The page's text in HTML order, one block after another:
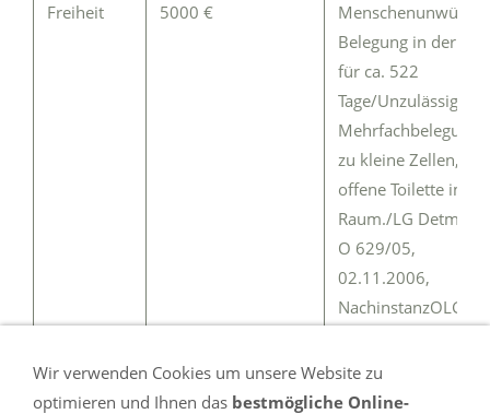
Freiheit 5000 €
Belegung in der JVA
für ca. 522
Tage/Unzulässige
Mehrfachbelegung,
zu kleine Zellen,
offene Toilette im
Raum./LG
O 629/05,
02.11.2006,
NachinstanzOLG
Wir verwenden Cookies um unsere Website zu
optimieren und Ihnen das bestmögliche Online-